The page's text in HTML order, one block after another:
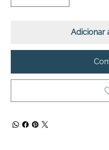
As joias religiosas e o
Adicionar